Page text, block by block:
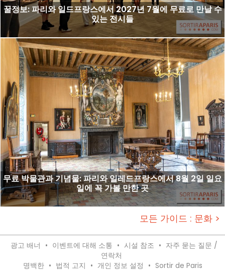
꿀정보: 파리와 일드프랑스에서 2027년 7월에 무료로 만날 수
있는 전시들
무료 박물관과 기념물: 파리와 일레드프랑스에서 8월 2일 일요
일에 꼭 가볼 만한 곳
모든 가이드 : 문화 >
광고 배너 • 이벤트에 대해 소통 • 시설 참조 • 자주 묻는 질문 /
연락처
명백한 • 법적 고지 • 개인 정보 설정 • Sortir de Paris